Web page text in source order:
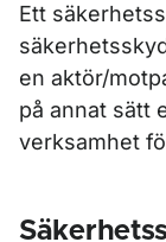
Ett
en aktör/
på annat sätt
verksamhet